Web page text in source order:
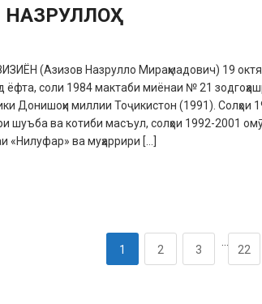
(Азизов Назрулло Мираҳмадович) 19
ёфта, соли 1984 мактаби миёнаи № 21
Донишоҳи миллии Тоҷикистон (1991).
шуъба ва котиби масъул, солҳои 1992-2001
«Нилуфар» ва муҳаррири […]
1 2 3
…
22